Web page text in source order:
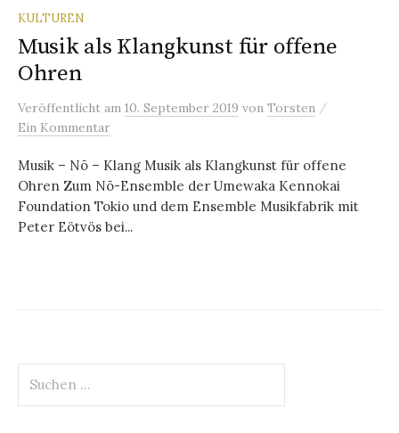
KULTUREN
Musik als Klangkunst für offene
Ohren
Veröffentlicht am 10. September 2019 von Torsten /
Ein Kommentar
Musik – Nō – Klang Musik als Klangkunst für offene
Ohren Zum Nō-Ensemble der Umewaka Kennokai
Foundation Tokio und dem Ensemble Musikfabrik mit
Peter Eötvös bei...
nach: